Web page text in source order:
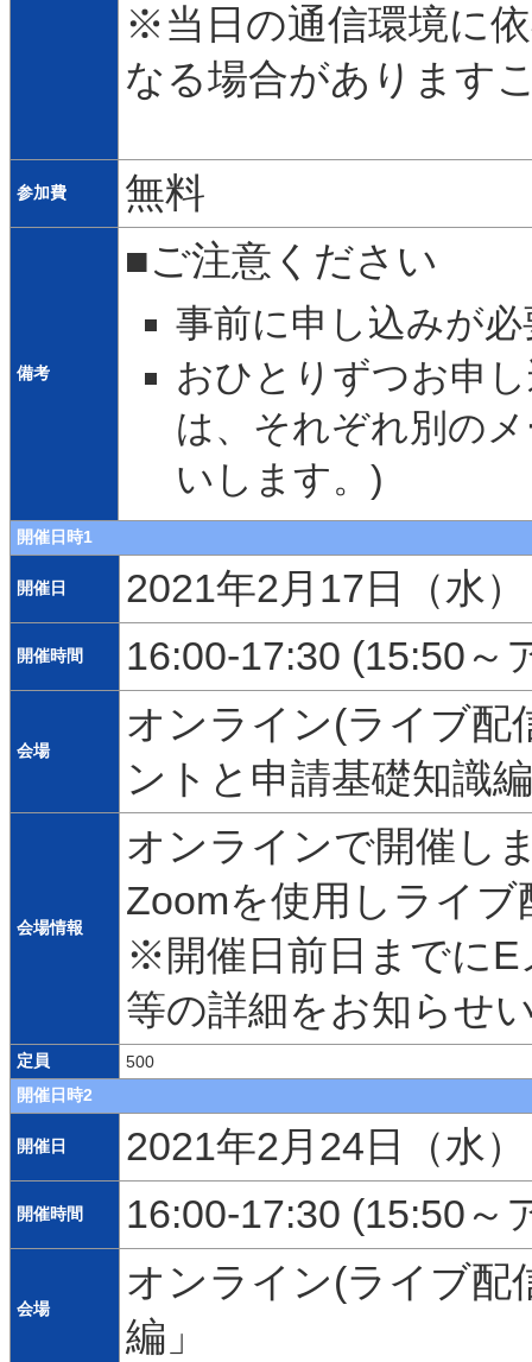
※当日の通信環境に
なる場合があります
参加費 無料
備考
■ご注意ください
事前に申し込みが
おひとりずつお申
は、それぞれ別の
いします。)
開催日時1
開催日 2021年2月17日（水）
開催時間 16:00-17:30 (15:50～
会場
オンライン(ライブ配
ントと申請基礎知識
会場情報
オンラインで開催し
Zoomを使用しライブ
※開催日前日までにE
等の詳細をお知らせ
定員
500
開催日時2
開催日 2021年2月24日（水）
開催時間 16:00-17:30 (15:50～
会場
オンライン(ライブ配
編」